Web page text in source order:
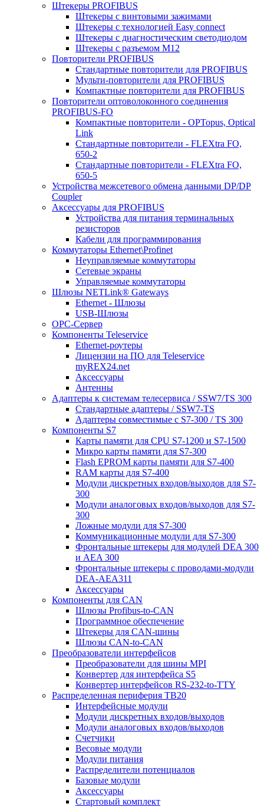
Штекеры PROFIBUS
Штекеры с винтовыми зажимами
Штекеры с технологией Easy connect
Штекеры с диагностическим светодиодом
Штекеры с разъемом М12
Повторители PROFIBUS
Стандартные повторители для PROFIBUS
Мульти-повторители для PROFIBUS
Компактные повторители для PROFIBUS
Повторители оптоволоконного соединения
PROFIBUS-FO
Компактные повторители - OPTopus, Optical
Link
Стандартные повторители - FLEXtra FO,
650-2
Стандартные повторители - FLEXtra FO,
650-5
Устройства межсетевого обмена данными DP/DP
Coupler
Аксессуары для PROFIBUS
Устройства для питания терминальных
резисторов
Кабели для программирования
Коммутаторы Ethernet\Profinet
Неуправляемые коммутаторы
Сетевые экраны
Управляемые коммутаторы
Шлюзы NETLink® Gateways
Ethernet - Шлюзы
USB-Шлюзы
ОРС-Сервер
Компоненты Teleservice
Ethernet-роутеры
Лицензии на ПО для Teleservice
myREX24.net
Аксессуары
Антенны
Адаптеры к системам телесервиса / SSW7/TS 300
Стандартные адаптеры / SSW7-TS
Адаптеры совместимые с S7-300 / TS 300
Компоненты S7
Карты памяти для CPU S7-1200 и S7-1500
Микро карты памяти для S7-300
Flash EPROM карты памяти для S7-400
RAM карты для S7-400
Модули дискретных входов/выходов для S7-
300
Модули аналоговых входов/выходов для S7-
300
Ложные модули для S7-300
Коммуникационные модули для S7-300
Фронтальные штекеры для модулей DEA 300
и AEA 300
Фронтальные штекеры с проводами-модули
DEA-AEA311
Аксессуары
Компоненты для CAN
Шлюзы Profibus-to-CAN
Программное обеспечение
Штекеры для CAN-шины
Шлюзы CAN-to-CAN
Преобразователи интерфейсов
Преобразователи для шины MPI
Конвертер для интерфейса S5
Конвертер интерфейсов RS-232-to-TTY
Распределенная периферия TB20
Интерфейсные модули
Модули дискретных входов/выходов
Модули аналоговых входов/выходов
Счетчики
Весовые модули
Модули питания
Распределители потенциалов
Базовые модули
Аксесcуары
Стартовый комплект